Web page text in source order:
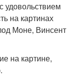
удовольствием
на картинах
Моне, Винсент
на картине,